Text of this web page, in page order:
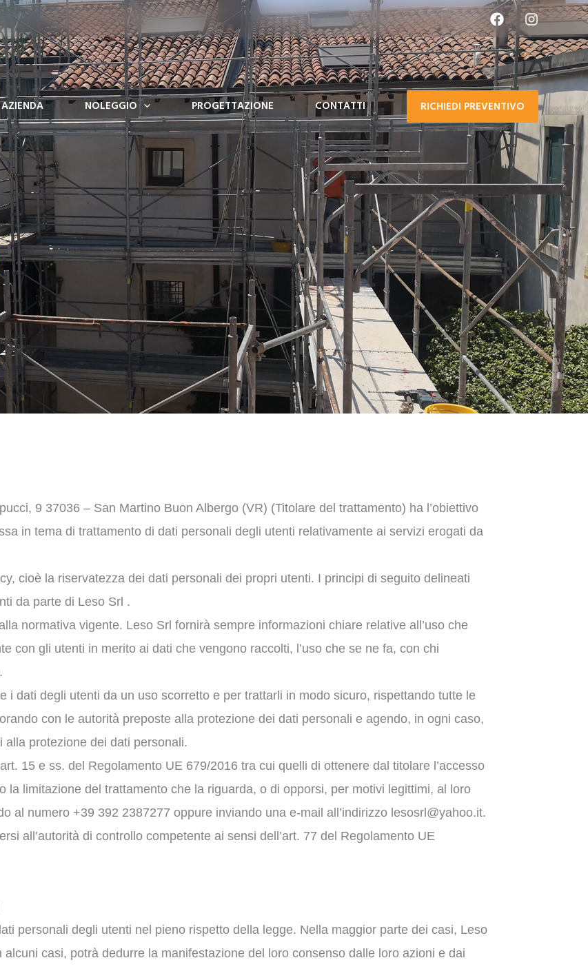
AZIENDA NOLEGGIO PROGETTAZIONE CONTATTI RICHIEDI PREVENTIVO
9 37036 – San Martino Buon Albergo (VR) (Titolare del trattamento) ha l’obiettivo
in tema di trattamento di dati personali degli utenti relativamente ai servizi erogati da
cioè la riservatezza dei dati personali dei propri utenti. I principi di seguito delineati
da parte di Leso Srl .
normativa vigente. Leso Srl fornirà sempre informazioni chiare relative all’uso che
con gli utenti in merito ai dati che vengono raccolti, l’uso che se ne fa, con chi
i dati degli utenti da un uso scorretto e per trattarli in modo sicuro, rispettando tutte le
con le autorità preposte alla protezione dei dati personali e agendo, in ogni caso,
protezione dei dati personali.
15 e ss. del Regolamento UE 679/2016 tra cui quelli di ottenere dal titolare l’accesso
limitazione del trattamento che la riguarda, o di opporsi, per motivi legittimi, al loro
al numero +39 392 2387277 oppure inviando una e-mail all’indirizzo lesosrl@yahoo.it.
all’autorità di controllo competente ai sensi dell’art. 77 del Regolamento UE
personali degli utenti nel pieno rispetto della legge. Nella maggior parte dei casi, Leso
casi, potrà dedurre la manifestazione del loro consenso dalle loro azioni e dai